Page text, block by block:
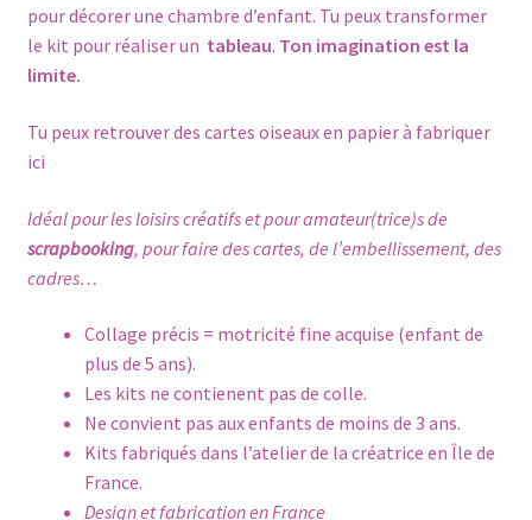
pour décorer une chambre d’enfant. Tu peux transformer
le kit pour réaliser un tableau. Ton imagination est la
limite.
Tu peux retrouver des cartes oiseaux en papier à fabriquer
ici
Idéal pour les loisirs créatifs et pour amateur(trice)s de
scrapbooking, pour faire des cartes, de l’embellissement, des
cadres…
Collage précis = motricité fine acquise (enfant de
plus de 5 ans).
Les kits ne contienent pas de colle.
Ne convient pas aux enfants de moins de 3 ans.
Kits fabriqués dans l’atelier de la créatrice en Île de
France.
Design et fabrication en France